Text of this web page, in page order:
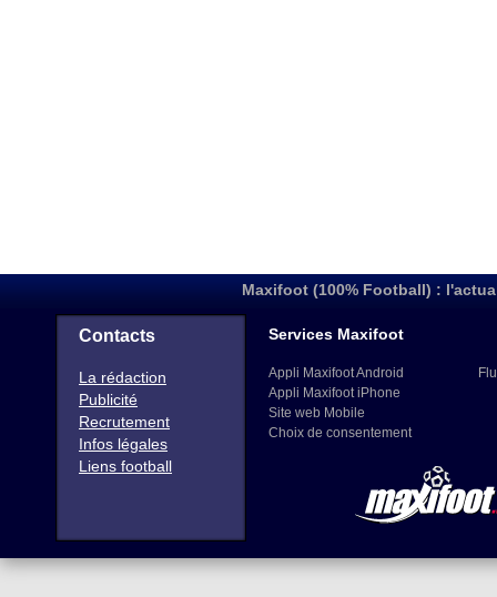
Maxifoot (100% Football) :
Contacts
La rédaction
Publicité
Recrutement
Infos légales
Liens football
Services Maxifoot
Appli Maxifoot Android
Appli Maxifoot iPhone
Site web Mobile
Choix de consentement